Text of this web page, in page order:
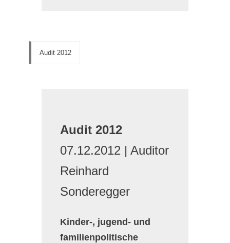
Audit 2012
Audit 2012
07.12.2012 | Auditor
Reinhard
Sonderegger
Kinder-, jugend- und
familienpolitische